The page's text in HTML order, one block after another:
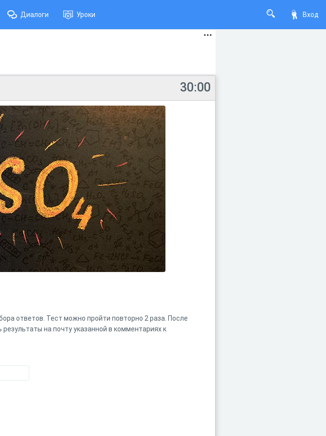
Вход
Диалоги Уроки
30:00
ответов. Тест можно пройти повторно 2 раза. После
на почту указанной в комментариях к